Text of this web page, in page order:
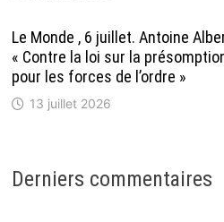
Le Monde , 6 juillet. Antoine
« Contre la loi sur la
pour les forces de l’ordre »
13 juillet 2026
Derniers commentaires